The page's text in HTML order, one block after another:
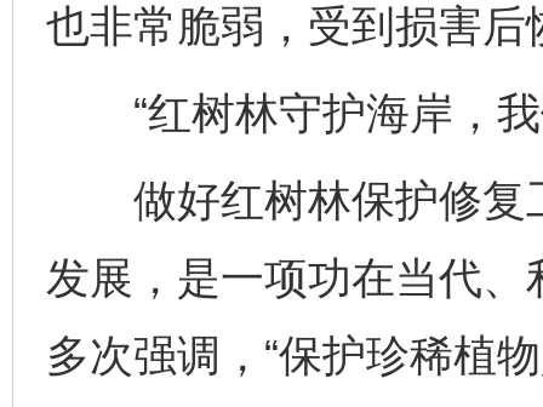
也非常脆弱，受到损害后
“红树林守护海岸，我
做好红树林保护修复
发展，是一项功在当代
多次强调，“保护珍稀植